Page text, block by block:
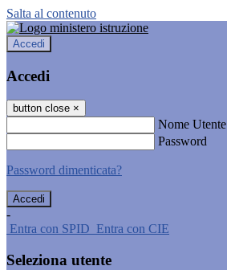
Salta al contenuto
Accedi
Accedi
button close ×
Nome Utente
Password
Password dimenticata?
-
Entra con SPID Entra con CIE
Seleziona utente